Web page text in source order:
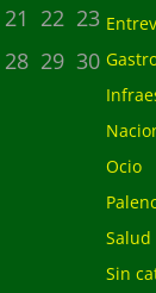
21 22 23
28 29 30
Ocio
Salud
Sin